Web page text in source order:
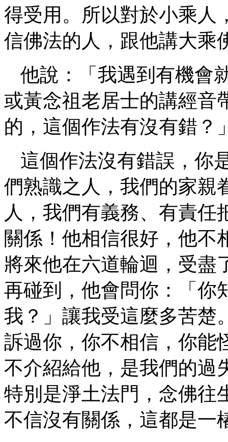
得受用。所以對於小乘人
信佛法的人，跟他講大乘
他說：「我遇到有機會
或黃念祖老居士的講經音
的，這個作法有沒有錯？
這個作法沒有錯誤，你
們熟識之人，我們的家親
人，我們有義務、有責任
關係！他相信很好，他不
將來他在六道輪迴，受盡
再碰到，他會問你：「你
我？」讓我受這麼多苦楚
訴過你，你不相信，你能
不介紹給他，是我們的過
特別是淨土法門，念佛往
不信沒有關係，這都是一